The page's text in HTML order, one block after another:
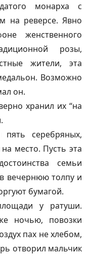
монарха с
на реверсе. Явно
женственного
розы,
жители, эта
Возможно
он.
хранил их “на
серебряных,
место. Пусть эта
семьи
вечернюю толпу и
бумагой.
у ратуши.
ночью, повозки
пах не хлебом,
отворил мальчик